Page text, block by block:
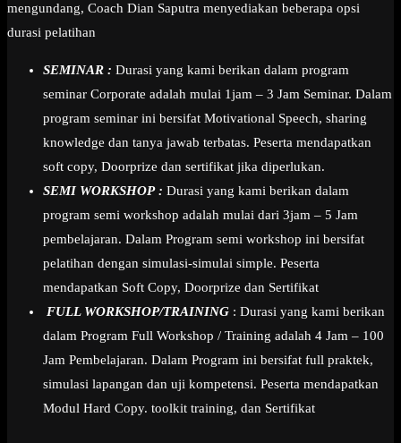
mengundang, Coach Dian Saputra menyediakan beberapa opsi
durasi pelatihan
SEMINAR : Durasi yang kami berikan dalam program
seminar Corporate adalah mulai 1jam – 3 Jam Seminar. Dalam
program seminar ini bersifat Motivational Speech, sharing
knowledge dan tanya jawab terbatas. Peserta mendapatkan
soft copy, Doorprize dan sertifikat jika diperlukan.
SEMI WORKSHOP : Durasi yang kami berikan dalam
program semi workshop adalah mulai dari 3jam – 5 Jam
pembelajaran. Dalam Program semi workshop ini bersifat
pelatihan dengan simulasi-simulai simple. Peserta
mendapatkan Soft Copy, Doorprize dan Sertifikat
FULL WORKSHOP/TRAINING : Durasi yang kami berikan
dalam Program Full Workshop / Training adalah 4 Jam – 100
Jam Pembelajaran. Dalam Program ini bersifat full praktek,
simulasi lapangan dan uji kompetensi. Peserta mendapatkan
Modul Hard Copy. toolkit training, dan Sertifikat